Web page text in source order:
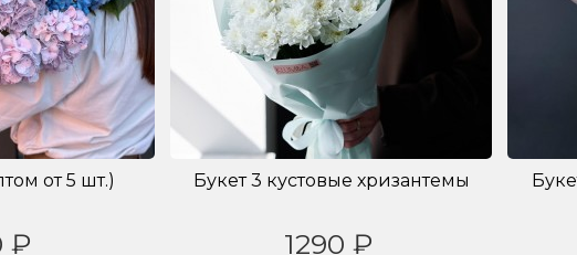
от 5 шт.)
₽
Букет 3 кустовые хризантемы
1290 ₽